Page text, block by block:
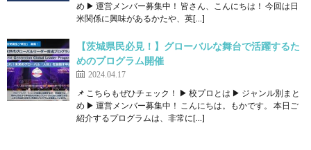
め ▶ 運営メンバー募集中！ 皆さん、こんにちは！ 今回は日
米関係に興味があるかたや、英[…]
【茨城県民必見！】グローバルな舞台で活躍するた
めのプログラム開催
2024.04.17
📌 こちらもぜひチェック！ ▶ 校プロとは ▶ ジャンル別まと
め ▶ 運営メンバー募集中！ こんにちは。もかです。 本日ご
紹介するプログラムは、非常に[…]